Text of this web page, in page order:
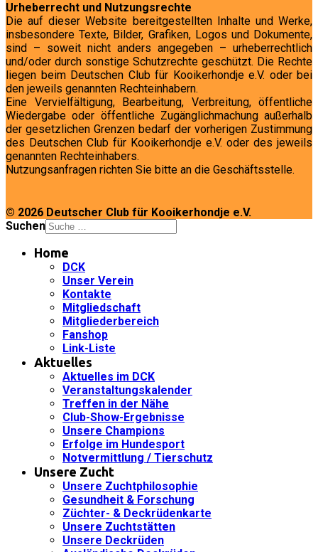
Urheberrecht und Nutzungsrechte
Die auf dieser Website bereitgestellten Inhalte und Werke,
insbesondere Texte, Bilder, Grafiken, Logos und Dokumente,
sind – soweit nicht anders angegeben – urheberrechtlich
und/oder durch sonstige Schutzrechte geschützt. Die Rechte
liegen beim Deutschen Club für Kooikerhondje e.V. oder bei
den jeweils genannten Rechteinhabern.
Eine Vervielfältigung, Bearbeitung, Verbreitung, öffentliche
Wiedergabe oder öffentliche Zugänglichmachung außerhalb
der gesetzlichen Grenzen bedarf der vorherigen Zustimmung
des Deutschen Club für Kooikerhondje e.V. oder des jeweils
genannten Rechteinhabers.
Nutzungsanfragen richten Sie bitte an die Geschäftsstelle.
© 2026 Deutscher Club für Kooikerhondje e.V.
Suchen
Home
DCK
Unser Verein
Kontakte
Mitgliedschaft
Mitgliederbereich
Fanshop
Link-Liste
Aktuelles
Aktuelles im DCK
Veranstaltungskalender
Treffen in der Nähe
Club-Show-Ergebnisse
Unsere Champions
Erfolge im Hundesport
Notvermittlung / Tierschutz
Unsere Zucht
Unsere Zuchtphilosophie
Gesundheit & Forschung
Züchter- & Deckrüdenkarte
Unsere Zuchtstätten
Unsere Deckrüden